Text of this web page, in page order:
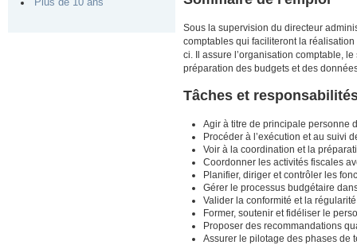
Plus de 10 ans
Sous la supervision du directeur
comptables qui faciliteront la
ci. Il assure l’organisation comptable,
préparation des budgets et des
Tâches et
Agir à titre de principale personne
Procéder à l’exécution et au suivi
Voir à la coordination et la
Coordonner les activités fiscales
Planifier, diriger et contrôler les
Gérer le processus budgétaire
Valider la conformité et la
Former, soutenir et fidéliser le
Proposer des recommandations
Assurer le pilotage des phases de